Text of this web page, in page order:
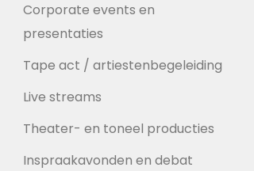
Corporate events en
presentaties
Tape act / artiestenbegeleiding
Live streams
Theater- en toneel producties
Inspraakavonden en debat